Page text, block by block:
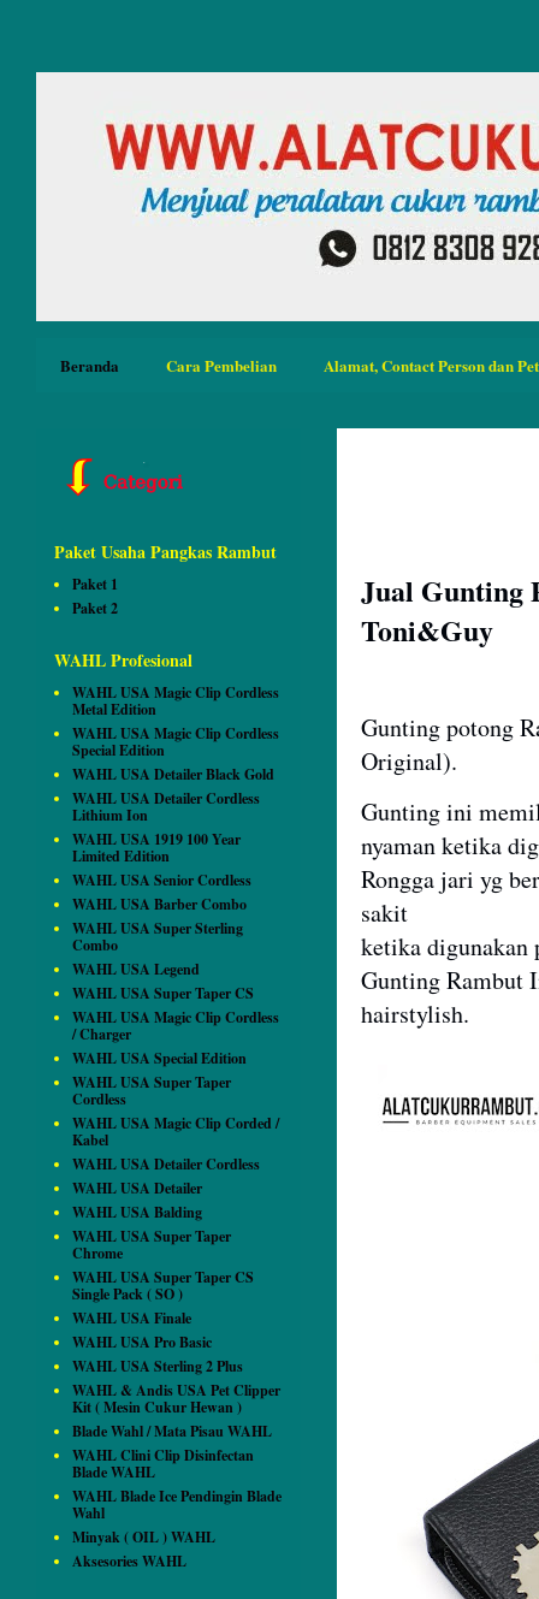
Beranda Cara Pembelian Alamat, Contact Person dan
Jual Gunting
Toni&Guy
Gunting potong
Original).
Gunting ini
nyaman ketika
Rongga jari yg
sakit
ketika digunakan
Gunting Rambut
hairstylish.
Paket Usaha Pangkas Rambut
Paket 1
Paket 2
WAHL Profesional
WAHL USA Magic Clip Cordless
Metal Edition
WAHL USA Magic Clip Cordless
Special Edition
WAHL USA Detailer Black Gold
WAHL USA Detailer Cordless
Lithium Ion
WAHL USA 1919 100 Year
Limited Edition
WAHL USA Senior Cordless
WAHL USA Barber Combo
WAHL USA Super Sterling
Combo
WAHL USA Legend
WAHL USA Super Taper CS
WAHL USA Magic Clip Cordless
/ Charger
WAHL USA Special Edition
WAHL USA Super Taper
Cordless
WAHL USA Magic Clip Corded /
Kabel
WAHL USA Detailer Cordless
WAHL USA Detailer
WAHL USA Balding
WAHL USA Super Taper
Chrome
WAHL USA Super Taper CS
Single Pack ( SO )
WAHL USA Finale
WAHL USA Pro Basic
WAHL USA Sterling 2 Plus
WAHL & Andis USA Pet Clipper
Kit ( Mesin Cukur Hewan )
Blade Wahl / Mata Pisau WAHL
WAHL Clini Clip Disinfectan
Blade WAHL
WAHL Blade Ice Pendingin Blade
Wahl
Minyak ( OIL ) WAHL
Aksesories WAHL